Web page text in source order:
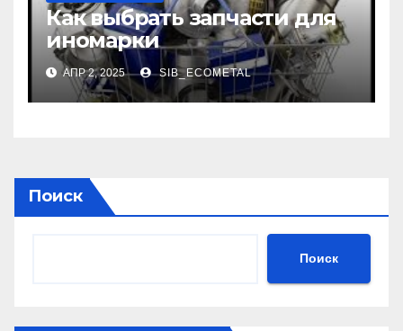
Как выбрать запчасти для
иномарки
АПР 2, 2025 SIB_ECOMETAL
Поиск
Поиск